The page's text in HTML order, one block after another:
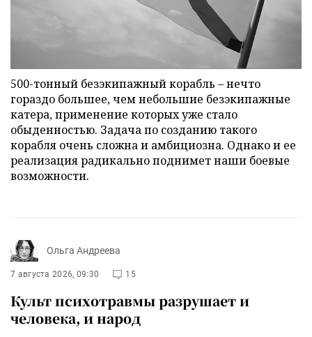
500-тонный безэкипажный корабль – нечто
гораздо большее, чем небольшие безэкипажные
катера, применение которых уже стало
обыденностью. Задача по созданию такого
корабля очень сложна и амбициозна. Однако и ее
реализация радикально поднимет наши боевые
возможности.
Ольга Андреева
7 августа 2026, 09:30 15
Культ психотравмы разрушает и
человека, и народ